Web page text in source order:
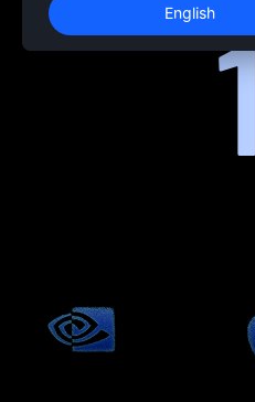
English